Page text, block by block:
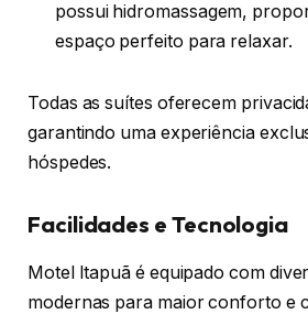
possui hidromassagem,
espaço perfeito para relaxar.
Todas as suítes oferecem
garantindo uma experiência
hóspedes.
Facilidades e Tecnologia
Motel Itapuã é equipado com
modernas para maior conforto e